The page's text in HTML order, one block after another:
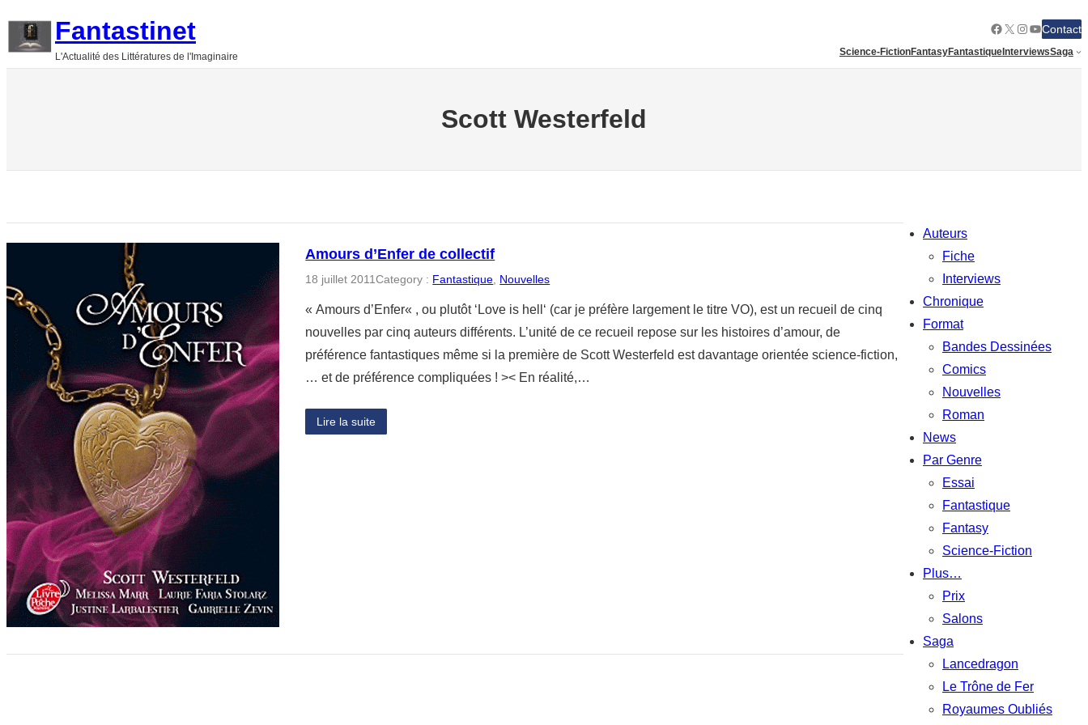
Fantastinet
L'Actualité des Littératures de l'Imaginaire
Facebook
X Instagram
YouTube
Contact
Science-FictionFantasyFantastiqueInterviewsSaga
Scott Westerfeld
Amours d’Enfer de collectif
18 juillet 2011Category : Fantastique Nouvelles
« Amours d’Enfer« , ou plutôt ‘Love is hell‘ (car je préfère largement le titre VO), est un recueil de cinq
nouvelles par cinq auteurs différents. L’unité de ce recueil repose sur les histoires d’amour, de
préférence fantastiques même si la première de Scott Westerfeld est davantage orientée science-fiction,
… et de préférence compliquées ! >< En réalité,…
Lire la suite
Auteurs
Fiche
Interviews
Chronique
Format
Bandes Dessinées
Comics
Nouvelles
Roman
News
Par Genre
Essai
Fantastique
Fantasy
Science-Fiction
Plus…
Prix
Salons
Saga
Lancedragon
Le Trône de Fer
Royaumes Oubliés